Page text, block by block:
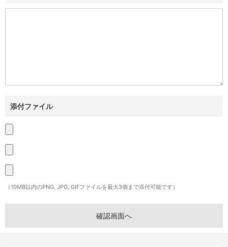
添付ファイル
（10MB以内のPNG, JPG, GIFファイルを最大3個まで添付可能です）